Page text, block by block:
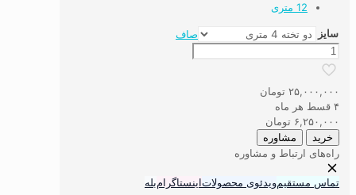
12 متری
سایز
صاف
فرش
ماشینی
۷۰۰
شانه
الیاف
تاپس
کد
7T24
عدد
۲۵,۰۰۰,۰۰۰ تومان
۴ قسط هر ماه
۶,۲۵۰,۰۰۰ تومان
خرید مشاوره
راه‌های ارتباط و مشاوره
تماس مستقیمویدئوی محصولاتاینستاگرامبله